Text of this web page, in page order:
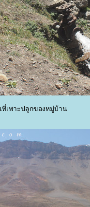
ที่เพาะปลูกของหมู่บ้าน